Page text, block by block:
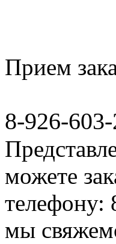
Прием
8-926-
можете
телефону:
мы